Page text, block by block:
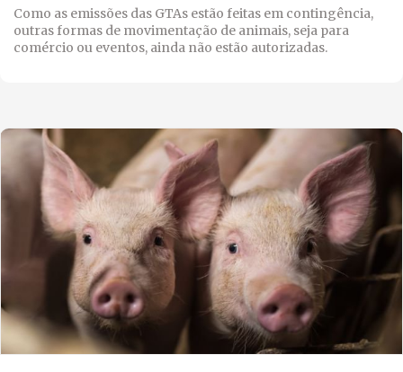
Como as emissões das GTAs estão feitas em contingência,
outras formas de movimentação de animais, seja para
comércio ou eventos, ainda não estão autorizadas.